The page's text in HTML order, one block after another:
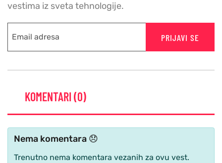
vestima iz sveta tehnologije.
PRIJAVI SE
KOMENTARI (0)
Nema komentara 😞
Trenutno nema komentara vezanih za ovu vest.